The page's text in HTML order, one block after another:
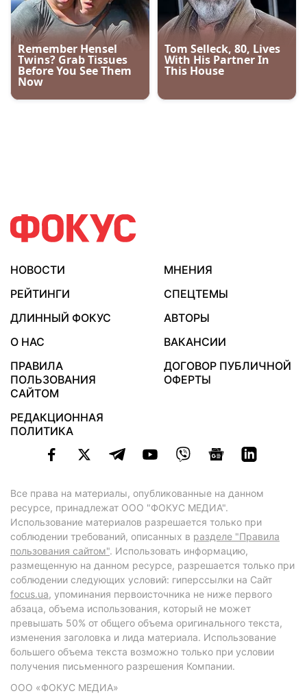
НОВОСТИ
МНЕНИЯ
РЕЙТИНГИ
СПЕЦТЕМЫ
ДЛИННЫЙ ФОКУС
АВТОРЫ
О НАС
ВАКАНСИИ
ПРАВИЛА
ПОЛЬЗОВАНИЯ
САЙТОМ
ДОГОВОР ПУБЛИЧНОЙ
ОФЕРТЫ
РЕДАКЦИОННАЯ
ПОЛИТИКА
Все права на материалы, опубликованные на данном
ресурсе, принадлежат ООО "ФОКУС МЕДИА".
Использование материалов разрешается только при
соблюдении требований, описанных в разделе "Правила
пользования сайтом". Использовать информацию,
размещенную на данном ресурсе, разрешается только при
соблюдении следующих условий: гиперссылки на Сайт
focus.ua, упоминания первоисточника не ниже первого
абзаца, объема использования, который не может
превышать 50% от общего объема оригинального текста,
изменения заголовка и лида материала. Использование
большего объема текста возможно только при условии
получения письменного разрешения Компании.
ООО «ФОКУС МЕДИА»